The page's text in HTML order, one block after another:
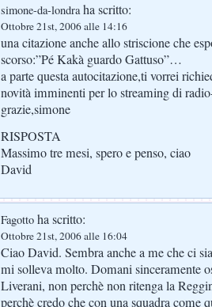
simone-da-londraha scritto:
Ottobre 21st, 2006 alle 14:16
una citazione anche allo striscione che
scorso:”Pé Kakà guardo Gattuso”…
a parte questa autocitazione,ti vorrei
novità imminenti per lo streaming di
grazie,simone
RISPOSTA
Massimo tre mesi, spero e penso, ciao
David
Fagotto ha scritto:
Ottobre 21st, 2006 alle 16:04
Ciao David. Sembra anche a me che ci
mi solleva molto. Domani sinceramente
Liverani, non perchè non ritenga la
perchè credo che con una squadra come